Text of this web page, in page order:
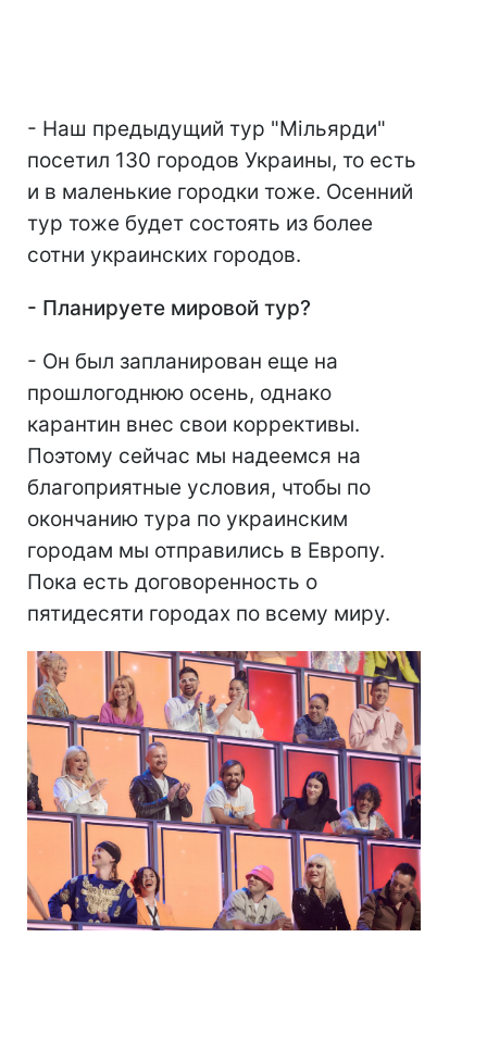
- Наш предыдущий тур "Мільярди"
посетил 130 городов Украины, то есть
и в маленькие городки тоже. Осенний
тур тоже будет состоять из более
сотни украинских городов.
- Планируете мировой тур?
- Он был запланирован еще на
прошлогоднюю осень, однако
карантин внес свои коррективы.
Поэтому сейчас мы надеемся на
благоприятные условия, чтобы по
окончанию тура по украинским
городам мы отправились в Европу.
Пока есть договоренность о
пятидесяти городах по всему миру.